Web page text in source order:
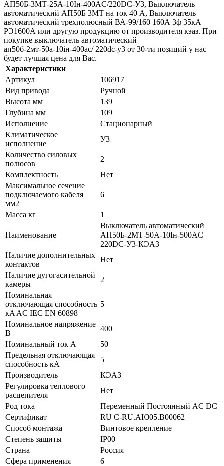
АП50Б-3МТ-25А-10Iн-400AС/220DC-УЗ, Выключатель
автоматический АП50Б 3МТ на ток 40 A, Выключатель
автоматический трехполюсный ВА-99/160 160А 3ф 35кА
РЭ1600А или другую продукцию от производителя кэаз. При
покупке выключатель автоматический
ап50б-2мт-50а-10iн-400ac/ 220dc-у3 от 30-ти позиций у нас
будет лучшая цена для Вас.
Характеристики
Артикул
106917
Вид привода
Ручной
Высота мм
139
Глубина мм
109
Исполнение
Стационарный
Климатическое
исполнение
У3
Количество силовых
полюсов
2
Комплектность
Нет
Максимальное сечение
подключаемого кабеля
мм2
6
Масса кг 1
Наименование
Выключатель автоматический
АП50Б-2МТ-50А-10Iн-500AC
220DC-У3-КЭАЗ
Наличие дополнительных
контактов
Нет
Наличие дугогасительной
камеры
2
Номинальная
отключающая способность
кA AC IEC EN 60898
5
Номинальное напряжение
В
400
Номинальный ток А
50
Предельная отключающая
способность кA
5
Производитель
КЭАЗ
Регулировка теплового
расцепителя
Нет
Род тока
Переменный Постоянный AC DC
Сертификат
RU C-RU.АЮ05.B00062
Способ монтажа
Винтовое крепление
Степень защиты
IP00
Страна
Россия
Сфера применения
6